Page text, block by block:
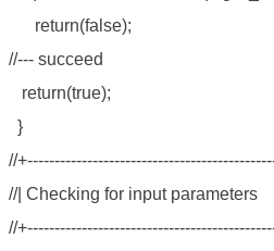
return(false);
//--- succeed
return(true);
}
//
//| Checking for input
//